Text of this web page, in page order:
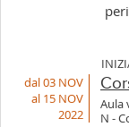
dal 03 NOV
al 15 NOV
2022
Aula
N -